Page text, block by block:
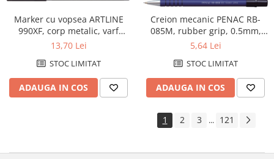
Marker cu vopsea ARTLINE
990XF, corp metalic, varf
rotund 1.2mm - argintiu
13,70 Lei
STOC LIMITAT
ADAUGA IN COS
Creion mecanic PENAC RB-
085M, rubber grip, 0.5mm,
con si varf metalic - corp
5,64 Lei
STOC LIMITAT
ADAUGA IN COS
1 2 3 ... 121